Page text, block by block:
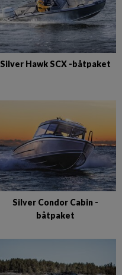
Silver Hawk SCX -båtpaket
Silver Condor Cabin -
båtpaket